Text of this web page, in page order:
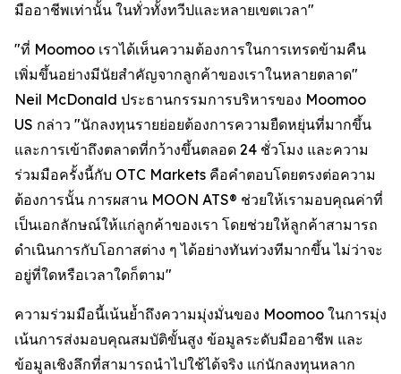
มืออาชีพเท่านั้น ในทั่วทั้งทวีปและหลายเขตเวลา"
"ที่ Moomoo เราได้เห็นความต้องการในการเทรดข้ามคืน
เพิ่มขึ้นอย่างมีนัยสำคัญจากลูกค้าของเราในหลายตลาด"
Neil McDonald ประธานกรรมการบริหารของ Moomoo
US กล่าว "นักลงทุนรายย่อยต้องการความยืดหยุ่นที่มากขึ้น
และการเข้าถึงตลาดที่กว้างขึ้นตลอด 24 ชั่วโมง และความ
ร่วมมือครั้งนี้กับ OTC Markets คือคำตอบโดยตรงต่อความ
ต้องการนั้น การผสาน MOON ATS® ช่วยให้เรามอบคุณค่าที่
เป็นเอกลักษณ์ให้แก่ลูกค้าของเรา โดยช่วยให้ลูกค้าสามารถ
ดำเนินการกับโอกาสต่าง ๆ ได้อย่างทันท่วงทีมากขึ้น ไม่ว่าจะ
อยู่ที่ใดหรือเวลาใดก็ตาม"
ความร่วมมือนี้เน้นย้ำถึงความมุ่งมั่นของ Moomoo ในการมุ่ง
เน้นการส่งมอบคุณสมบัติขั้นสูง ข้อมูลระดับมืออาชีพ และ
ข้อมูลเชิงลึกที่สามารถนำไปใช้ได้จริง แก่นักลงทุนหลาก